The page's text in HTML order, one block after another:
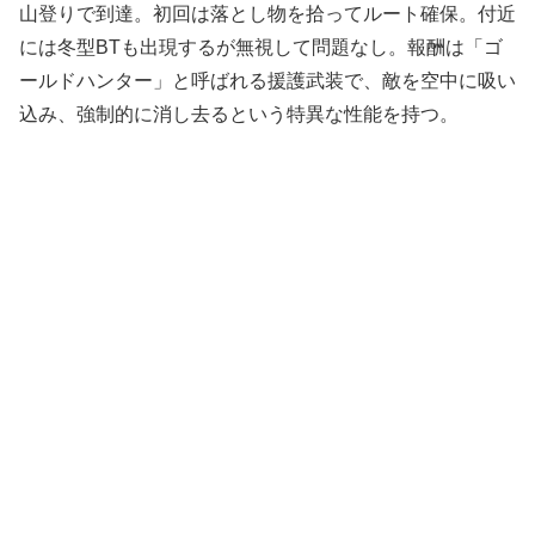
山登りで到達。初回は落とし物を拾ってルート確保。付近
には冬型BTも出現するが無視して問題なし。報酬は「ゴ
ールドハンター」と呼ばれる援護武装で、敵を空中に吸い
込み、強制的に消し去るという特異な性能を持つ。